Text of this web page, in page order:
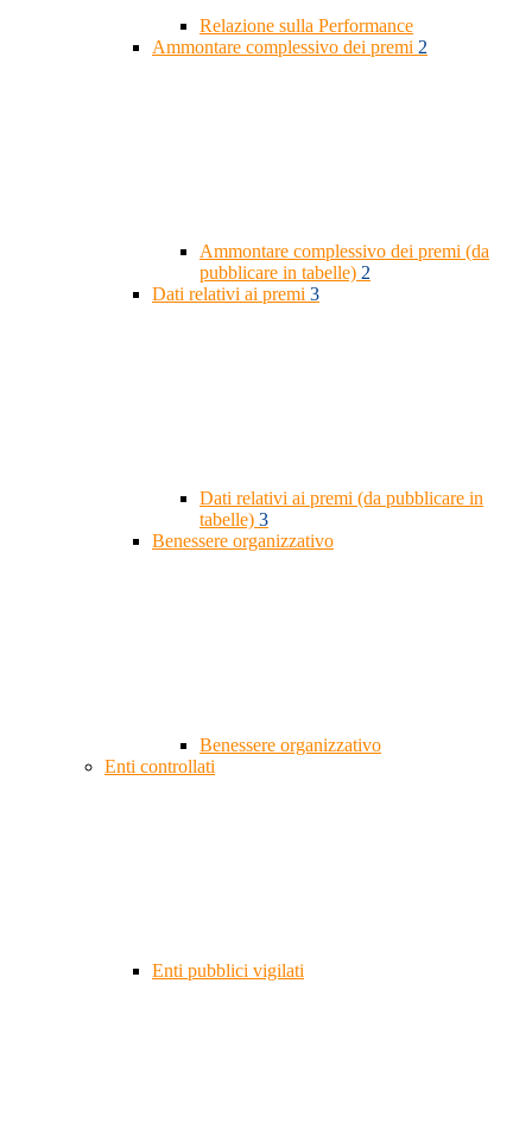
Relazione sulla Performance
Ammontare complessivo dei premi 2
Ammontare complessivo dei premi (da
pubblicare in tabelle) 2
Dati relativi ai premi 3
Dati relativi ai premi (da pubblicare in
tabelle) 3
Benessere organizzativo
Benessere organizzativo
Enti controllati
Enti pubblici vigilati